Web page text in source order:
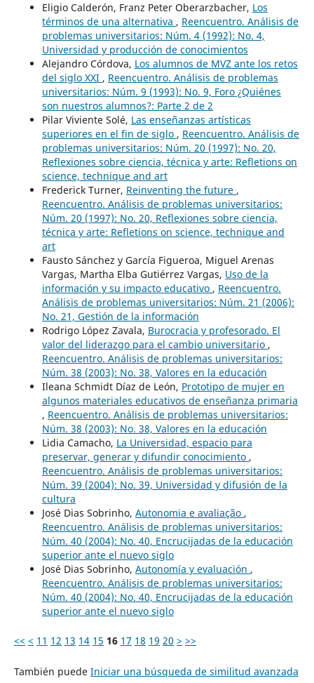
Eligio Calderón, Franz Peter Oberarzbacher, Los
términos de una alternativa , Reencuentro. Análisis de
problemas universitarios: Núm. 4 (1992): No. 4,
Universidad y producción de conocimientos
Alejandro Córdova, Los alumnos de MVZ ante los retos
del siglo XXI , Reencuentro. Análisis de problemas
universitarios: Núm. 9 (1993): No. 9, Foro ¿Quiénes
son nuestros alumnos?: Parte 2 de 2
Pilar Viviente Solé, Las enseñanzas artísticas
superiores en el fin de siglo , Reencuentro. Análisis de
problemas universitarios: Núm. 20 (1997): No. 20,
Reflexiones sobre ciencia, técnica y arte: Refletions on
science, technique and art
Frederick Turner, Reinventing the future ,
Reencuentro. Análisis de problemas universitarios:
Núm. 20 (1997): No. 20, Reflexiones sobre ciencia,
técnica y arte: Refletions on science, technique and
art
Fausto Sánchez y García Figueroa, Miguel Arenas
Vargas, Martha Elba Gutiérrez Vargas, Uso de la
información y su impacto educativo , Reencuentro.
Análisis de problemas universitarios: Núm. 21 (2006):
No. 21, Gestión de la información
Rodrigo López Zavala, Burocracia y profesorado. El
valor del liderazgo para el cambio universitario ,
Reencuentro. Análisis de problemas universitarios:
Núm. 38 (2003): No. 38, Valores en la educación
Ileana Schmidt Díaz de León, Prototipo de mujer en
algunos materiales educativos de enseñanza primaria
, Reencuentro. Análisis de problemas universitarios:
Núm. 38 (2003): No. 38, Valores en la educación
Lidia Camacho, La Universidad, espacio para
preservar, generar y difundir conocimiento ,
Reencuentro. Análisis de problemas universitarios:
Núm. 39 (2004): No. 39, Universidad y difusión de la
cultura
José Dias Sobrinho, Autonomia e avaliação ,
Reencuentro. Análisis de problemas universitarios:
Núm. 40 (2004): No. 40, Encrucijadas de la educación
superior ante el nuevo siglo
José Dias Sobrinho, Autonomía y evaluación ,
Reencuentro. Análisis de problemas universitarios:
Núm. 40 (2004): No. 40, Encrucijadas de la educación
superior ante el nuevo siglo
<< < 11 12 13 14 15 16 17 18 19 20 > >>
También puede Iniciar una búsqueda de similitud avanzada